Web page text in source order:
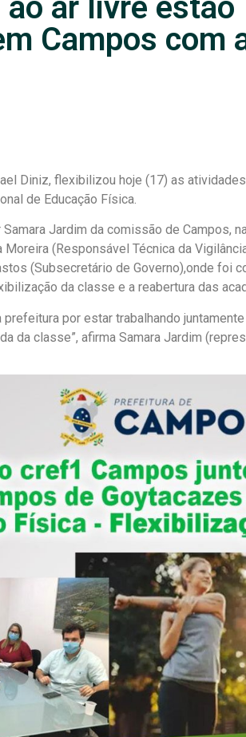
ar livre estão
Campos com
Diniz, flexibilizou hoje (17) as
de Educação Física.
Samara Jardim da comissão de Campos,
Moreira (Responsável Técnica da
(Subsecretário de Governo),onde foi
da classe e a reabertura das
prefeitura por estar trabalhando
da classe”, afirma Samara Jardim